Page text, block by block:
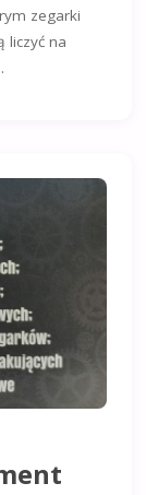
zegarki
liczyć na